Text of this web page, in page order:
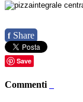
f Share
Save
Commenti